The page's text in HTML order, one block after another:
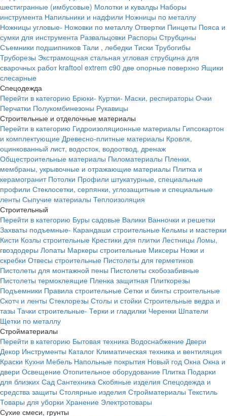
шестигранные (имбусовые) Молотки и кувалды Наборы
инструмента Напильники и надфили Ножницы по металлу
Ножницы угловые- Ножовки по металлу Отвертки Пинцеты Пояса и
сумки для инструмента Развальцовки Распоры Струбцины
Съемники подшипников Тали , лебедки Тиски Трубогибы
Труборезы Экстрамощная стальная угловая струбцина для
сварочных работ kraftool extrem c90 две опорные поверхно Ящики
слесарные
Спецодежда
Перейти в категорию Брюки- Куртки- Маски, респираторы Очки
Перчатки Полукомбинезоны Рукавицы
Строительные и отделочные материалы
Перейти в категорию Гидроизоляционные материалы Гипсокартон
и комплектующие Древесно-плитные материалы Кровля,
оцинкованный лист, водосток, водоотвод, дренаж
Общестроительные материалы Пиломатериалы Пленки,
мембраны, укрывочные и отражающие материалы Плитка и
керамогранит Потолки Профили штукатурные, специальные
профили Стеклосетки, серпянки, углозащитные и специальные
ленты Сыпучие материалы Теплоизоляция
Строительный
Перейти в категорию Буры садовые Валики Ванночки и решетки
Захваты подъемные- Карандаши строительные Кельмы и мастерки
Кисти Козлы строительные Крестики для плитки Лестницы Ломы,
гвоздодеры Лопаты Маркеры строительные Миксеры Ножи и
скребки Отвесы строительные Пистолеты для герметиков
Пистолеты для монтажной пены Пистолеты скобозабивные
Пистолеты термоклеящие Пленка защитная Плиткорезы
Подъемники Правила строительные Сетки и бинты строительные
Скотч и ленты Стеклорезы Столы и стойки Строительные ведра и
тазы Тачки строительные- Терки и гладилки Черенки Шпатели
Щетки по металлу
Стройматериалы
Перейти в категорию Бытовая техника Водоснабжение Двери
Декор Инструменты Каталог Климатическая техника и вентиляция
Краски Кухни Мебель Напольные покрытия Новый год Окна Окна и
двери Освещение Отопительное оборудование Плитка Подарки
для близких Сад Сантехника Скобяные изделия Спецодежда и
средства защиты Столярные изделия Стройматериалы Текстиль
Товары для уборки Хранение Электротовары
Сухие смеси, грунты